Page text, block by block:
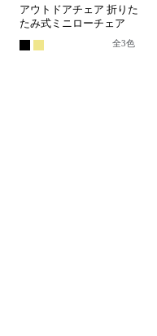
アウトドアチェア 折りた
たみ式ミニローチェア
全3色